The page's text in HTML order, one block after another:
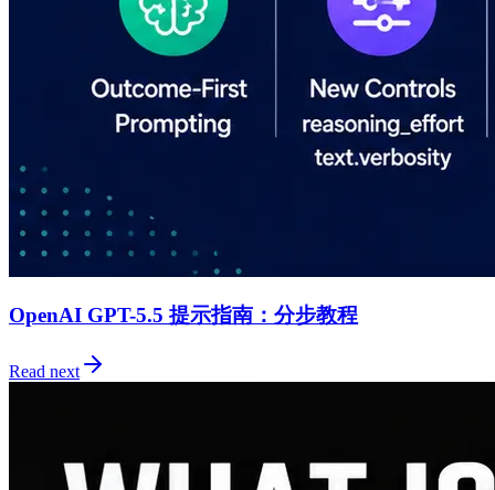
OpenAI GPT-5.5 提示指南：分步教程
Read next